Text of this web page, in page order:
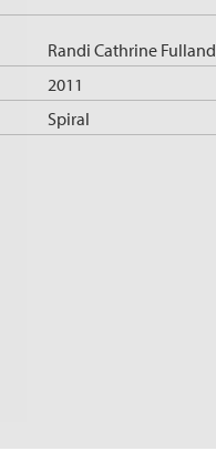
Randi Cathrine Fulland
Spiral
2011